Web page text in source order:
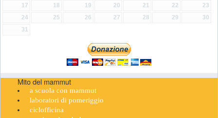
17
18 19 20 21 22
23
24
25 26 27 28 29
30
31
Mito del mammut
a scuola con mammut
laboratori di pomeriggio
ciclofficina